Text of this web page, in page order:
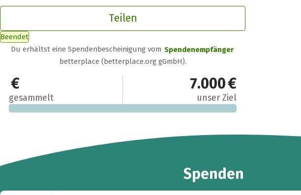
Teilen
Beendet
Du erhältst eine Spendenbescheinigung vom Spendenempfänger
betterplace (betterplace.org gGmbH).
0 €
gesammelt
7.000 €
unser Ziel
Spenden